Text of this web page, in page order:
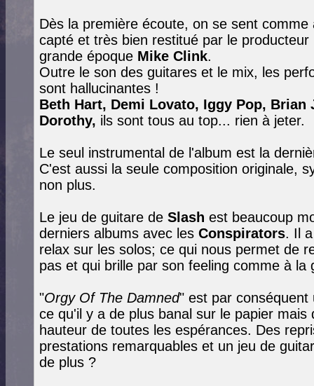
Dès la première écoute, on se sent
capté et très bien restitué par le
grande époque Mike Clink.
Outre le son des guitares et le mix, les
sont hallucinantes !
Beth Hart, Demi Lovato, Iggy Pop,
Dorothy, ils sont tous au top... rien à jeter.
Le seul instrumental de l'album est la
C'est aussi la seule composition originale,
non plus.
Le jeu de guitare de Slash est beaucoup
derniers albums avec les Conspirators. Il
relax sur les solos; ce qui nous permet de
pas et qui brille par son feeling comme à la
"Orgy Of The Damned" est par conséquent
ce qu'il y a de plus banal sur le papier
hauteur de toutes les espérances. Des
prestations remarquables et un jeu de
de plus ?